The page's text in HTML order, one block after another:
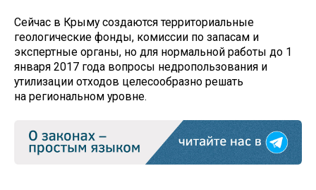
Сейчас в Крыму создаются территориальные
геологические фонды, комиссии по запасам и
экспертные органы, но для нормальной работы до 1
января 2017 года вопросы недропользования и
утилизации отходов целесообразно решать
на региональном уровне.